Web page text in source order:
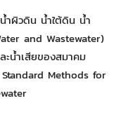
ำผิวดิน น้ำใต้ดิน น้ำ
and Wastewater)
ะน้ำเสียของสมาคม
Methods for